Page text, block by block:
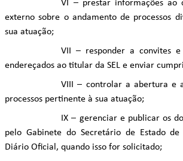
VI – prestar informações ao
externo sobre o andamento de processos
sua atuação;
VII – responder a convites e
endereçados ao titular da SEL e enviar
VIII – controlar a abertura e
processos pertinente à sua atuação;
IX – gerenciar e publicar os
pelo Gabinete do Secretário de Estado
Diário Oficial, quando isso for solicitado;